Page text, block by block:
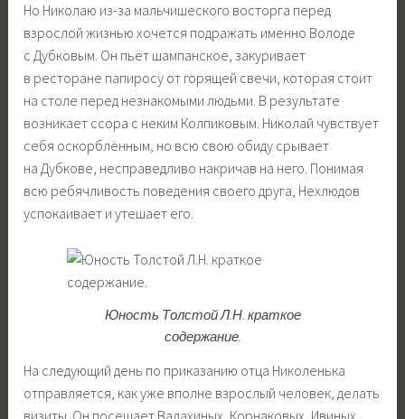
Но Николаю из-за мальчишеского восторга перед
взрослой жизнью хочется подражать именно Володе
с Дубковым. Он пьёт шампанское, закуривает
в ресторане папиросу от горящей свечи, которая стоит
на столе перед незнакомыми людьми. В результате
возникает ссора с неким Колпиковым. Николай чувствует
себя оскорблённым, но всю свою обиду срывает
на Дубкове, несправедливо накричав на него. Понимая
всю ребячливость поведения своего друга, Нехлюдов
успокаивает и утешает его.
Юность Толстой Л.Н. краткое
содержание.
На следующий день по приказанию отца Николенька
отправляется, как уже вполне взрослый человек, делать
визиты. Он посещает Валахиных, Корнаковых, Ивиных,